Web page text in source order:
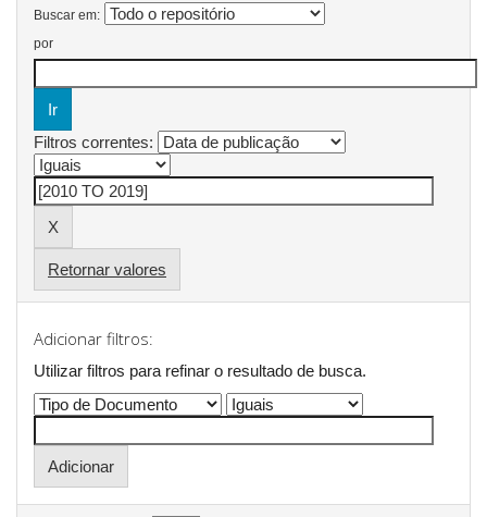
Buscar em:
por
Filtros correntes:
Retornar valores
Adicionar filtros:
Utilizar filtros para refinar o resultado de busca.